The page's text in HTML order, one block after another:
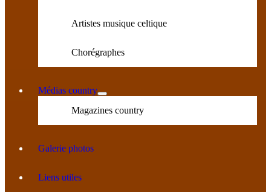
Artistes musique celtique
Chorégraphes
Médias country
Magazines country
Galerie photos
Liens utiles